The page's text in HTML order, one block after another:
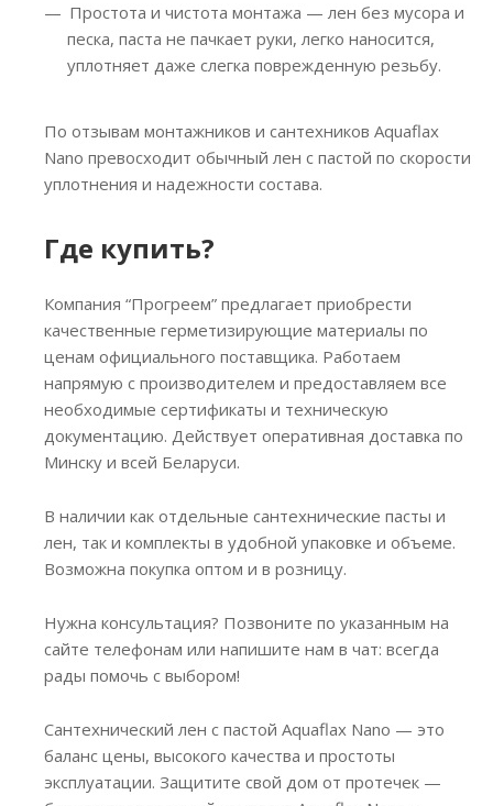
Простота и чистота монтажа — лен без мусора и
песка, паста не пачкает руки, легко наносится,
уплотняет даже слегка поврежденную резьбу.
По отзывам монтажников и сантехников Aquaflax
Nano превосходит обычный лен с пастой по скорости
уплотнения и надежности состава.
Где купить?
Компания “Прогреем” предлагает приобрести
качественные герметизирующие материалы по
ценам официального поставщика. Работаем
напрямую с производителем и предоставляем все
необходимые сертификаты и техническую
документацию. Действует оперативная доставка по
Минску и всей Беларуси.
В наличии как отдельные сантехнические пасты и
лен, так и комплекты в удобной упаковке и объеме.
Возможна покупка оптом и в розницу.
Нужна консультация? Позвоните по указанным на
сайте телефонам или напишите нам в чат: всегда
рады помочь с выбором!
Сантехнический лен с пастой Aquaflax Nano — это
баланс цены, высокого качества и простоты
эксплуатации. Защитите свой дом от протечек —